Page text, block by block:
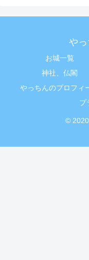
や
お城一覧
神社、仏閣
やっちんのプロフィ
プ
© 2020